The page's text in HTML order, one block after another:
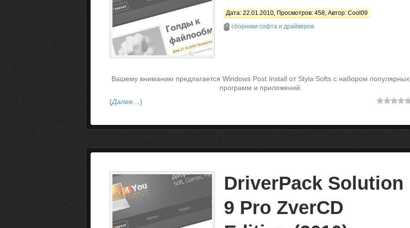
Дата: 22.01.2010, Просмотров: 458, Автор: Cool09
сборники софта и драйверов
Вашему вниманию предлагается Windows Post Install от Styla Softs с набором популярных
программ и приложений.
(Далее…)
DriverPack Solution
9 Pro ZverCD